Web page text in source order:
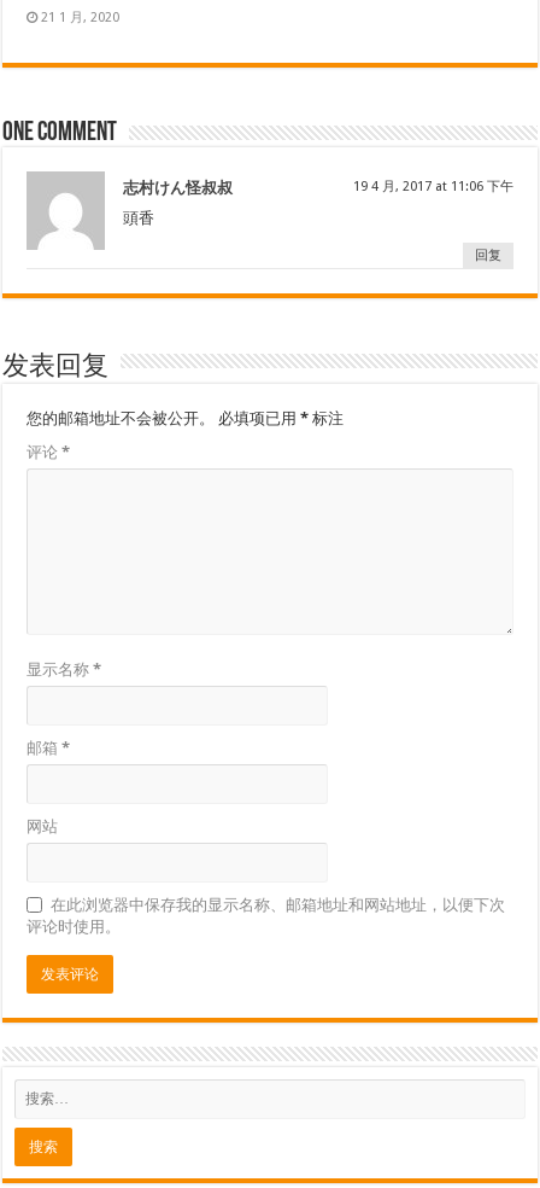
21 1 月, 2020
One comment
志村けん怪叔叔 19 4 月, 2017 at 11:06 下午
頭香
回复
发表回复
您的邮箱地址不会被公开。 必填项已用* 标注
评论*
显示名称*
邮箱*
网站
在此浏览器中保存我的显示名称、邮箱地址和网站地址，以便下次
评论时使用。